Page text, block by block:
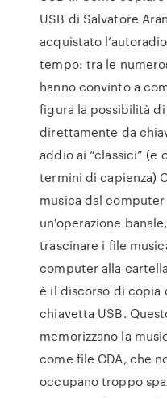
USB di Salvatore
acquistato
tempo: tra le
hanno convinto a
figura la possibilità
direttamente da
addio ai “classici”
termini di capienza)
musica dal computer
un'operazione
trascinare i file
computer alla
è il discorso di copia
chiavetta USB.
memorizzano la
come file CDA, che
occupano troppo